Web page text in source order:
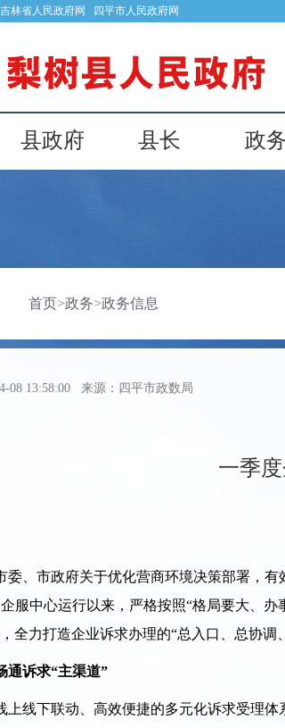
吉林省人民政府网 四平市人民政府网
县政府 县长 政
首页>政务>政务信息
08 13:58:00 来源：四平市政数局
一季
市政府关于优化营商环境决策部署，有
服中心运行以来，严格按照“格局要大、
全力打造企业诉求办理的“总入口、总协
通诉求“主渠道”
线下联动、高效便捷的多元化诉求受理体